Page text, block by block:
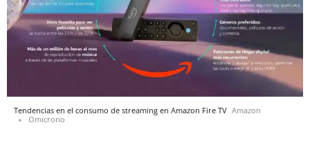
Tendencias en el consumo de streaming en Amazon Fire TV Amazon
Omicrono